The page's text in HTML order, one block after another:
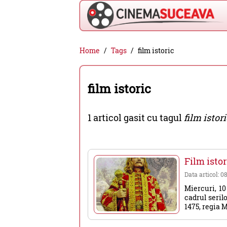
Cinema
Suceava
-
filme
cinema,
evenimente
din
Suceava
Home Tags film istoric
film istoric
1 articol gasit cu tagulfilm
Film
Data articol:
Miercuri,
cadrul
1475, regia